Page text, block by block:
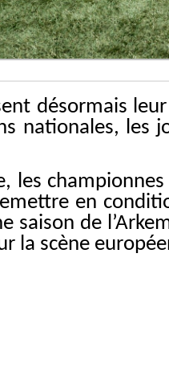
désormais
nationales, les
les
en
saison de
la scène